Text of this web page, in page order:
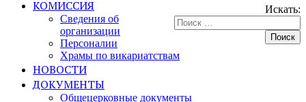
Искать:
КОМИССИЯ
Сведения об
организации
Персоналии
Храмы по викариатствам
НОВОСТИ
ДОКУМЕНТЫ
Общецерковные документы